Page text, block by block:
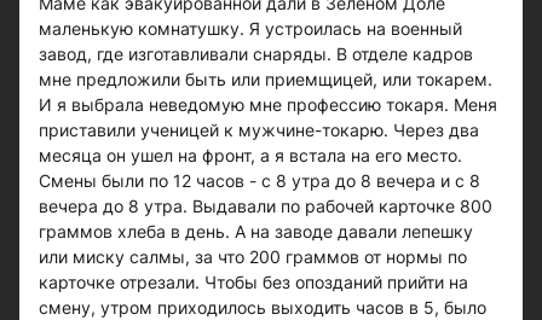
маленькую комнатушку. Я устроилась на военный
завод, где изготавливали снаряды. В отделе кадров
мне предложили быть или приемщицей, или токарем.
И я выбрала неведомую мне профессию токаря. Меня
приставили ученицей к мужчине-токарю. Через два
месяца он ушел на фронт, а я встала на его место.
Смены были по 12 часов - с 8 утра до 8 вечера и с 8
вечера до 8 утра. Выдавали по рабочей карточке 800
граммов хлеба в день. А на заводе давали лепешку
или миску салмы, за что 200 граммов от нормы по
карточке отрезали. Чтобы без опозданий прийти на
смену, утром приходилось выходить часов в 5, было